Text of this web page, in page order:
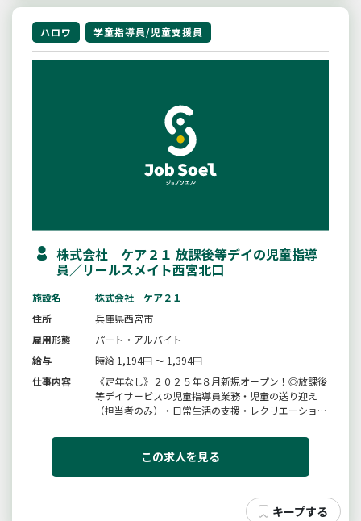
ハロワ 学童指導員/児童支援員
株式会社 ケア２１ 放課後等デイの児童指導
員／リールスメイト西宮北口
施設名
株式会社 ケア２１
住所
兵庫県西宮市
雇用形態
パート・アルバイト
給与
時給 1,194円 ～ 1,394円
仕事内容
《定年なし》２０２５年８月新規オープン！◎放課後
等デイサービスの児童指導員業務・児童の送り迎え
（担当者のみ）・日常生活の支援・レクリエーション
リールスメイトとは、小学生から高校生までの発達に
障がいのあるお子様に対し、療育を行っている施設で
この求人を見る